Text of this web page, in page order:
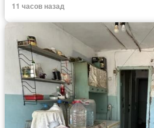
11 часов назад